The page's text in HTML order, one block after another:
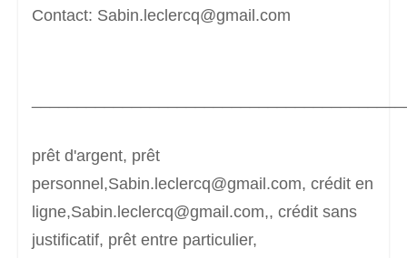
Contact: Sabin.leclercq@gmail.com
prêt d'argent, prêt
personnel,Sabin.leclercq@gmail.com, crédit en
ligne,Sabin.leclercq@gmail.com,, crédit sans
justificatif, prêt entre particulier,